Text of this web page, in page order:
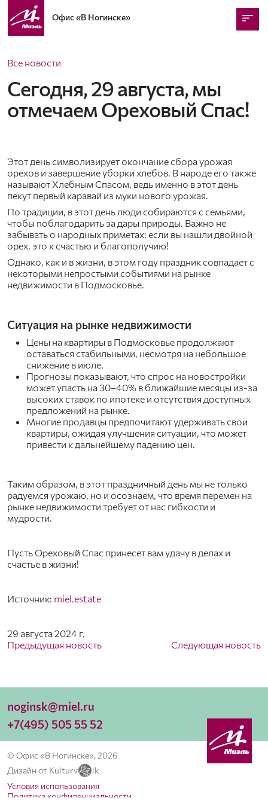
Офис«В Ногинске»
Все новости
Сегодня, 29 августа, мы
отмечаем Ореховый Спас!
Этот день символизирует окончание сбора урожая
орехов и завершение уборки хлебов. В народе его также
называют Хлебным Спасом, ведь именно в этот день
пекут первый каравай из муки нового урожая.
По традиции, в этот день люди собираются с семьями,
чтобы поблагодарить за дары природы. Важно не
забывать о народных приметах: если вы нашли двойной
орех, это к счастью и благополучию!
Однако, как и в жизни, в этом году праздник совпадает с
некоторыми непростыми событиями на рынке
недвижимости в Подмосковье.
Ситуация на рынке недвижимости
Цены на квартиры в Подмосковье продолжают
оставаться стабильными, несмотря на небольшое
снижение в июле.
Прогнозы показывают, что спрос на новостройки
может упасть на 30–40% в ближайшие месяцы из-за
высоких ставок по ипотеке и отсутствия доступных
предложений на рынке.
Многие продавцы предпочитают удерживать свои
квартиры, ожидая улучшения ситуации, что может
привести к дальнейшему падению цен.
Таким образом, в этот праздничный день мы не только
радуемся урожаю, но и осознаем, что время перемен на
рынке недвижимости требует от нас гибкости и
мудрости.
Пусть Ореховый Спас принесет вам удачу в делах и
счастье в жизни!
Источник: miel.estate
29 августа 2024 г.
Предыдущая новость
Следующая новость
noginsk@miel.ru
+7(495) 505 55 52
© Офис «В Ногинске», 2026
Дизайн от Kulturv
lk
Условия использования
Политика конфиденциальности